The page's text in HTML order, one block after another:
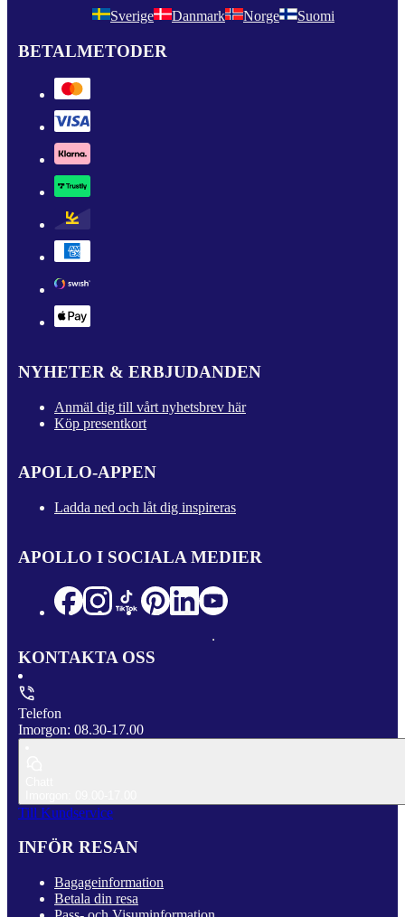
Sverige Danmark Norge Suomi
BETALMETODER
NYHETER & ERBJUDANDEN
Anmäl dig till vårt nyhetsbrev här
Köp presentkort
APOLLO-APPEN
Ladda ned och låt dig inspireras
APOLLO I SOCIALA MEDIER
KONTAKTA OSS
Telefon
Imorgon: 08.30-17.00
Till Kundservice
INFÖR RESAN
Bagageinformation
Betala din resa